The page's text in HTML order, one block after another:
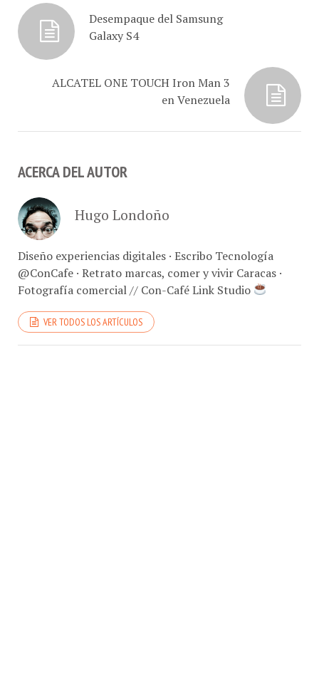
Suecia.…
Desempaque del Samsung
Galaxy S4
ALCATEL ONE TOUCH Iron Man 3
en Venezuela
ACERCA DEL AUTOR
Hugo Londoño
Diseño experiencias digitales · Escribo Tecnología
@ConCafe · Retrato marcas, comer y vivir Caracas ·
Fotografía comercial // Con-Café Link Studio
VER TODOS LOS ARTÍCULOS